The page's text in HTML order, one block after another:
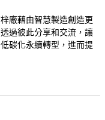
廠藉由智慧製造創造更
過彼此分享和交流，讓
碳化永續轉型，進而提